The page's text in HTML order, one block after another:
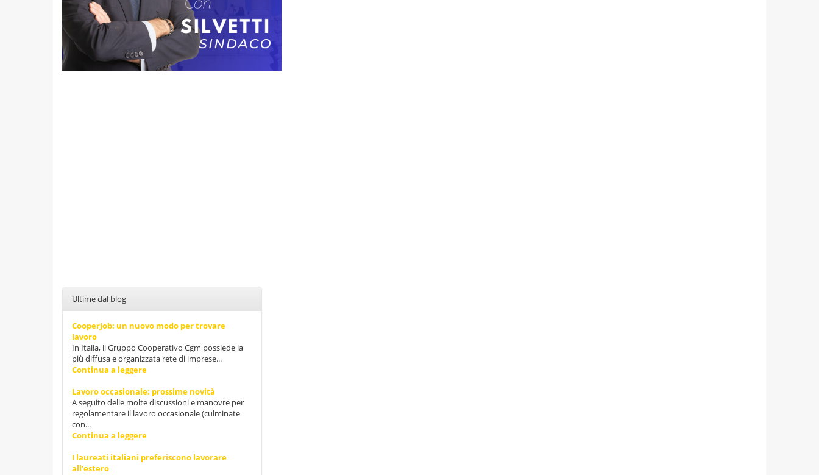
Ultime dal blog
CooperJob: un nuovo modo per trovare
lavoro
In Italia, il Gruppo Cooperativo Cgm possiede la
più diffusa e organizzata rete di imprese...
Continua a leggere
Lavoro occasionale: prossime novità
A seguito delle molte discussioni e manovre per
regolamentare il lavoro occasionale (culminate
con...
Continua a leggere
I laureati italiani preferiscono lavorare
all’estero